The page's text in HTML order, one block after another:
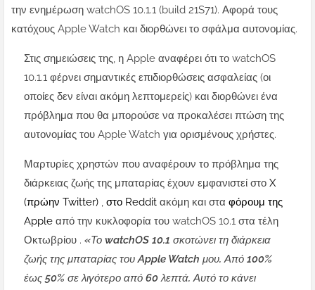
την ενημέρωση watchOS 10.1.1 (build 21S71). Αφορά τους
κατόχους Apple Watch και διορθώνει το σφάλμα αυτονομίας.
Στις σημειώσεις της, η Apple αναφέρει ότι το watchOS
10.1.1 φέρνει σημαντικές επιδιορθώσεις ασφαλείας (οι
οποίες δεν είναι ακόμη λεπτομερείς) και διορθώνει ένα
πρόβλημα που θα μπορούσε να προκαλέσει πτώση της
αυτονομίας του Apple Watch για ορισμένους χρήστες.
Μαρτυρίες χρηστών που αναφέρουν το πρόβλημα της
διάρκειας ζωής της μπαταρίας έχουν εμφανιστεί στο X
(πρώην Twitter) , στο Reddit ακόμη και στα φόρουμ της
Apple από την κυκλοφορία του watchOS 10.1 στα τέλη
Οκτωβρίου . «Το watchOS 10.1 σκοτώνει τη διάρκεια
ζωής της μπαταρίας του Apple Watch μου. Από 100%
έως 50% σε λιγότερο από 60 λεπτά. Αυτό το κάνει